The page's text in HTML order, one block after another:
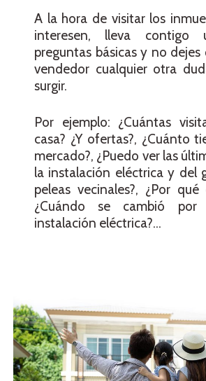
A la hora de visitar los
interesen, lleva
preguntas básicas y no
vendedor cualquier otra
surgir.
Por ejemplo: ¿Cuántas
casa? ¿Y ofertas?, ¿Cuánto
mercado?, ¿Puedo ver las
la instalación eléctrica y del
peleas vecinales?, ¿Por
¿Cuándo se cambió
instalación eléctrica?…